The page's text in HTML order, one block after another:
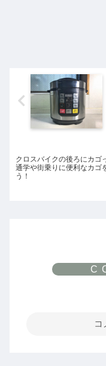
クロスバイクの後ろにカゴ
通学や街乗りに便利なカゴ
う！
コ